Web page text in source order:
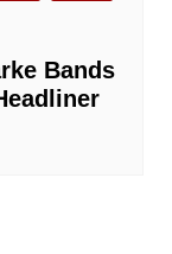
Bands